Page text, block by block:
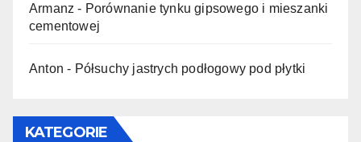
Armanz - Porównanie tynku gipsowego i mieszanki
cementowej
Anton - Półsuchy jastrych podłogowy pod płytki
KATEGORIE